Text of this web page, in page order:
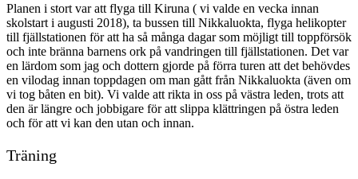
Planen i stort var att flyga till Kiruna ( vi valde en vecka innan
skolstart i augusti 2018), ta bussen till Nikkaluokta, flyga helikopter
till fjällstationen för att ha så många dagar som möjligt till toppförsök
och inte bränna barnens ork på vandringen till fjällstationen. Det var
en lärdom som jag och dottern gjorde på förra turen att det behövdes
en vilodag innan toppdagen om man gått från Nikkaluokta (även om
vi tog båten en bit). Vi valde att rikta in oss på västra leden, trots att
den är längre och jobbigare för att slippa klättringen på östra leden
och för att vi kan den utan och innan.
Träning